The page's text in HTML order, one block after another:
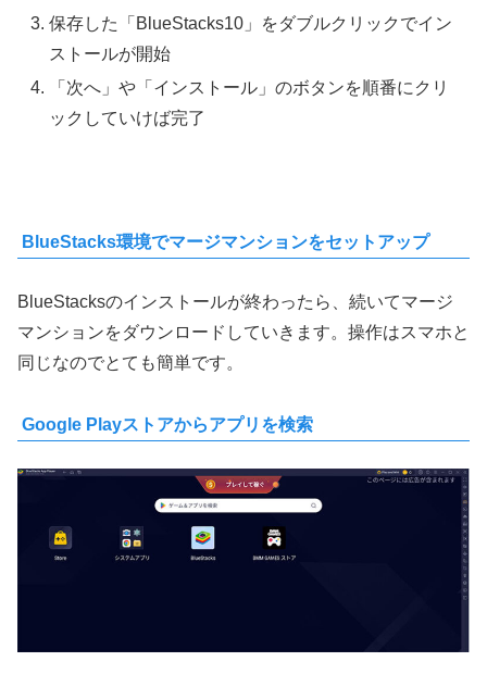
保存した「BlueStacks10」をダブルクリックでイン
ストールが開始
「次へ」や「インストール」のボタンを順番にクリ
ックしていけば完了
BlueStacks環境でマージマンションをセットアップ
BlueStacksのインストールが終わったら、続いてマージ
マンションをダウンロードしていきます。操作はスマホと
同じなのでとても簡単です。
Google Playストアからアプリを検索